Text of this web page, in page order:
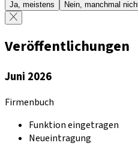
Ja, meistens Nein, manchmal
Veröffentlichungen
Juni 2026
Firmenbuch
Funktion eingetragen
Neueintragung